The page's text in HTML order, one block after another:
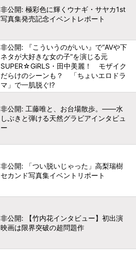
非公開: 極彩色に輝くウナギ・サヤカ1st
写真集発売記念イベントレポート
非公開: 『こういうのがいい』で“AVや下
ネタが大好きな女の子”を演じる元
SUPER☆GiRLS・田中美麗！ モザイク
だらけのシーンも？ 「ちょいエロドラ
マ」で一肌脱ぐ!?
非公開: 工藤唯と、お台場散歩。――水
しぶきと弾ける天然グラビアインタビュ
ー
非公開: 「つい脱いじゃった」高梨瑞樹
セカンド写真集イベントリポート
非公開: 【竹内花インタビュー】初出演
映画は限界突破の超問題作